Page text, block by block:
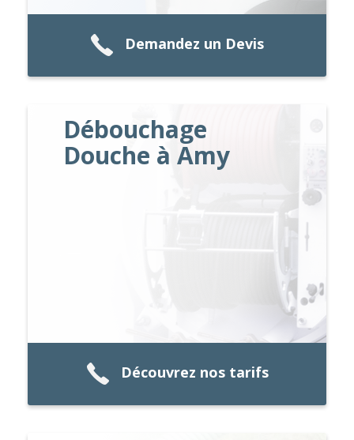
Demandez un Devis
Débouchage
Douche à Amy
Découvrez nos tarifs